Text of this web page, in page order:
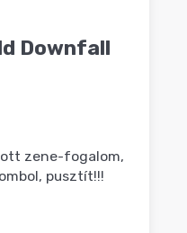
Downfall
zene-fogalom,
pusztít!!!